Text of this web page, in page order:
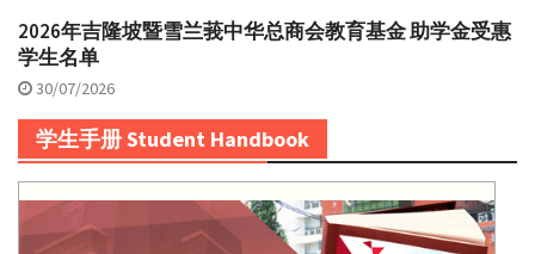
2026年吉隆坡暨雪兰莪中华总商会教育基金 助学金受惠
学生名单
30/07/2026
学生手册 Student Handbook